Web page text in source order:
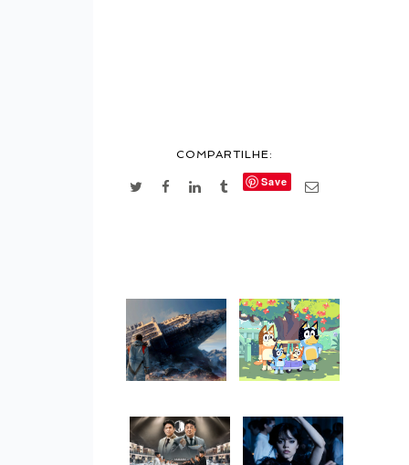
COMPARTILHE:
Save